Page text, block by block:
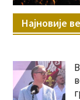
Најновије